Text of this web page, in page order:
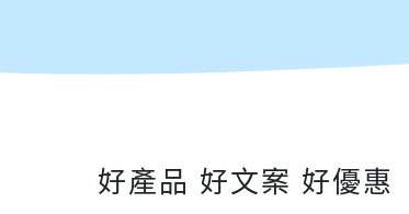
好產品 好文案 好優惠